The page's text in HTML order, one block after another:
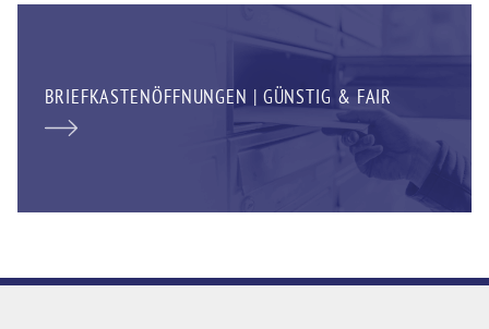
BRIEFKASTENÖFFNUNGEN | GÜNSTIG & FAIR